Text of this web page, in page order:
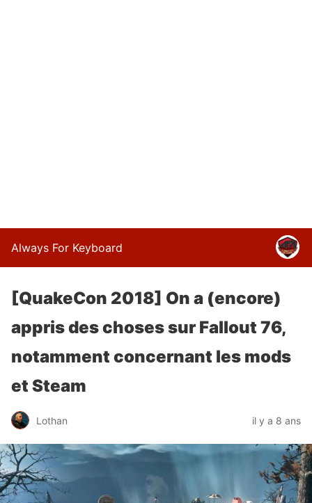
Always For Keyboard
[QuakeCon 2018] On a (encore)
appris des choses sur Fallout 76,
notamment concernant les mods
et Steam
Lothan il y a 8 ans